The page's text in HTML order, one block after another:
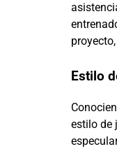
Estilo
estilo de